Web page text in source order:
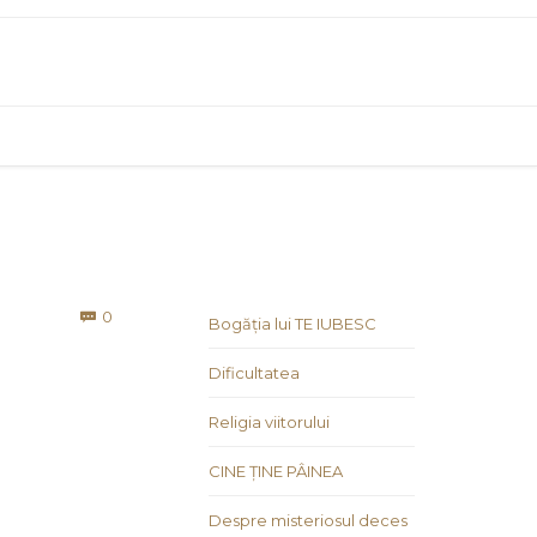
 0 Bogăția lui TE IUBESC
Dificultatea
Religia viitorului
CINE ȚINE PÂINEA
Despre misteriosul deces